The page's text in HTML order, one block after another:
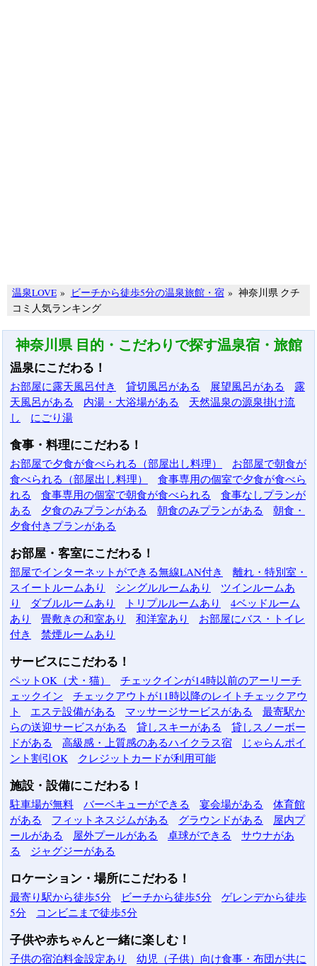
温泉LOVE» ビーチから徒歩5分の温泉旅館・宿» 神奈川県 クチ
コミ人気ランキング
神奈川県 目的・こだわりで探す温泉宿・旅館
温泉にこだわる！
お部屋に露天風呂付き 貸切風呂がある 展望風呂がある
露
天風呂がある
内湯・大浴場がある
天然温泉の源泉掛け流
し
にごり湯
食事・料理にこだわる！
お部屋で夕食が食べられる（部屋出し料理）
お部屋で朝食が
食べられる（部屋出し料理）
食事専用の個室で夕食が食べら
れる
食事専用の個室で朝食が食べられる
食事なしプランが
ある
夕食のみプランがある 朝食のみプランがある
朝食・
夕食付きプランがある
お部屋・客室にこだわる！
部屋でインターネットができる無線LAN付き
離れ・特別室・
スイートルームあり
シングルルームあり
ツインルームあ
り
ダブルルームあり トリプルルームあり
4ベッドルーム
あり
畳敷きの和室あり 和洋室あり
お部屋にバス・トイレ
付き
禁煙ルームあり
サービスにこだわる！
ペットOK（犬・猫）
チェックインが14時以前のアーリーチ
ェックイン
チェックアウトが11時以降のレイトチェックアウ
ト
エステ設備がある マッサージサービスがある
最寄駅か
らの送迎サービスがある
貸しスキーがある
貸しスノーボー
ドがある
高級感・上質感のあるハイクラス宿
じゃらんポイ
ント割引OK
クレジットカードが利用可能
施設・設備にこだわる！
駐車場が無料 バーベキューができる 宴会場がある
体育館
がある
フィットネスジムがある グラウンドがある
屋内プ
ールがある
屋外プールがある 卓球ができる
サウナがあ
る
ジャグジーがある
ロケーション・場所にこだわる！
最寄り駅から徒歩5分 ビーチから徒歩5分
ゲレンデから徒歩
5分
コンビニまで徒歩5分
子供や赤ちゃんと一緒に楽しむ！
子供の宿泊料金設定あり
幼児（子供）向け食事・布団が共に